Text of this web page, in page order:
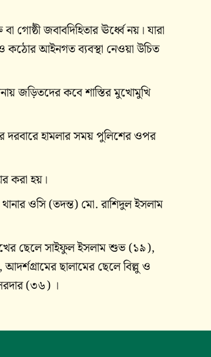
জবাবদিহিতার ঊর্ধ্বে নয়। যারা
কঠোর আইনগত ব্যবস্থা নেওয়া উচিত
জড়িতদের কবে শাস্তির মুখোমুখি
দরবারে হামলার সময় পুলিশের ওপর
করা হয়।
ও‌সি (তদন্ত) মো. রা‌শিদুল ইসলাম
ছে‌লে সাইফুল ইসলাম শুভ (১৯),
ছালা‌মের ছে‌লে বিল্লু ও
(৩৬) ।